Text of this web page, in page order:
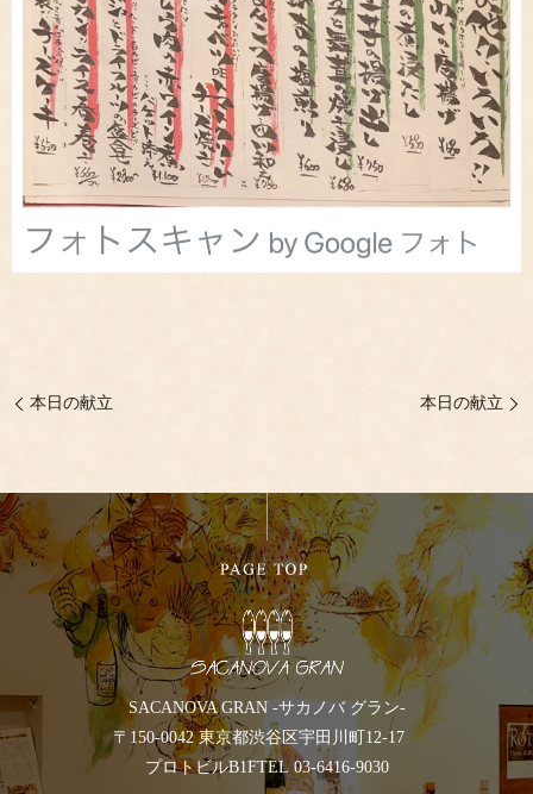
本日の献立 本日の献立
SACANOVA GRAN -サカノバ グラン-
〒150-0042 東京都渋谷区宇田川町12-17
プロトビルB1FTEL 03-6416-9030